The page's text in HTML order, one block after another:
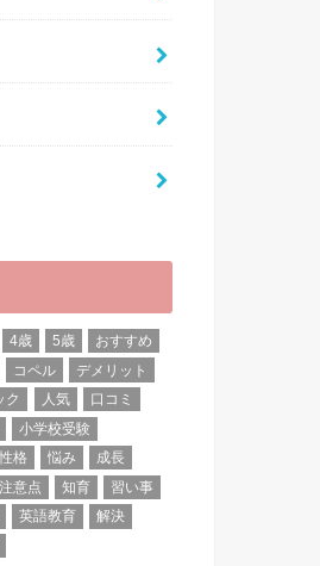
4歳 5歳
おすすめ
コペル
デメリット
ク 人気
口コミ
小学校受験
性格 悩み
成長
注意点 知育
習い事
英語教育
解決